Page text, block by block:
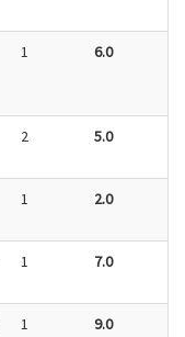
1 6.0
2 5.0
1 2.0
1 7.0
1 9.0